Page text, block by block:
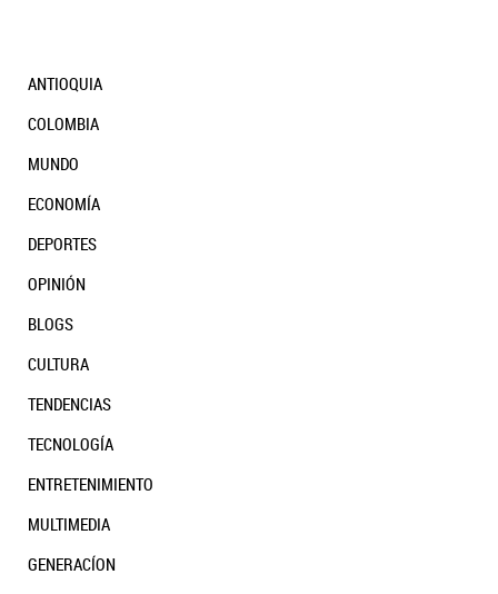
ANTIOQUIA
COLOMBIA
MUNDO
ECONOMÍA
DEPORTES
OPINIÓN
BLOGS
CULTURA
TENDENCIAS
TECNOLOGÍA
ENTRETENIMIENTO
MULTIMEDIA
GENERACÍON